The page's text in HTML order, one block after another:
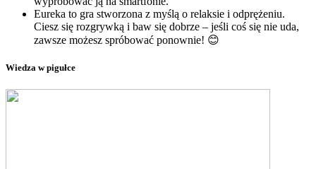
Eureka to gra stworzona z myślą o relaksie i odprężeniu.
Ciesz się rozgrywką i baw się dobrze – jeśli coś się nie uda,
zawsze możesz spróbować ponownie! 😊
Wiedza w pigułce